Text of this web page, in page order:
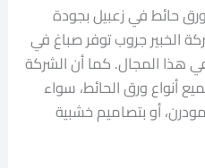
حائط في زعبيل بجودة
الخبير جروب توفر صباغ في
هذا المجال. كما أن الشركة
أنواع ورق الحائط، سواء
أو بتصاميم خشبية